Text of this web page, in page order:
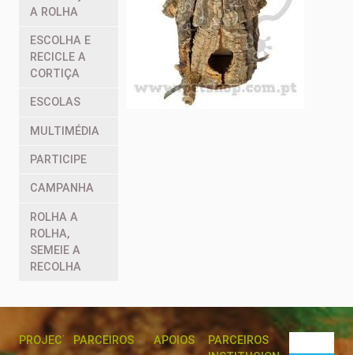
A ROLHA
ESCOLHA E
RECICLE A
CORTIÇA
ESCOLAS
MULTIMÉDIA
PARTICIPE
CAMPANHA
ROLHA A
ROLHA,
SEMEIE A
RECOLHA
PROJECTOPARCEIROS APOIOS
PARCEIROS